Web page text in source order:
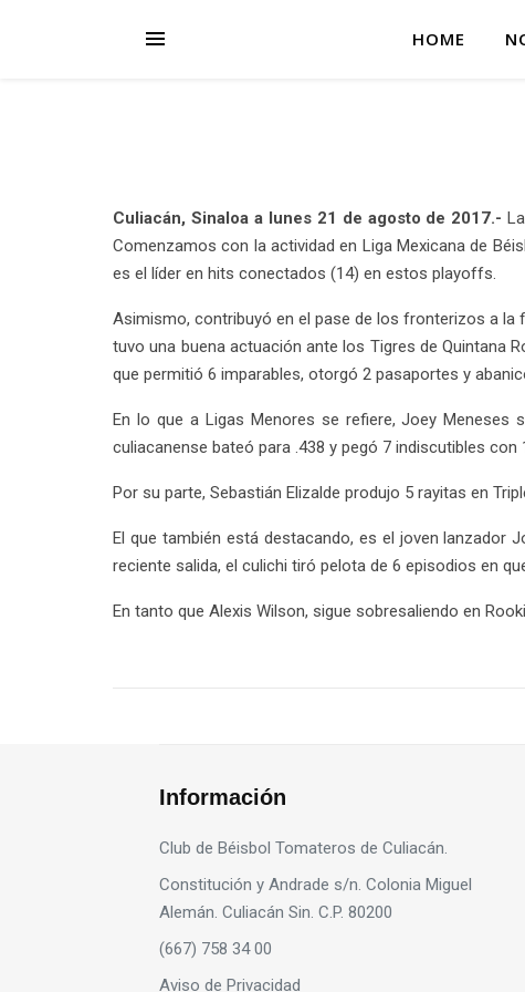
HOME
Culiacán, Sinaloa a lunes 21 de agosto de 2017.-
Comenzamos con la actividad en Liga Mexicana de
es el líder en hits conectados (14) en estos playoffs.
Asimismo, contribuyó en el pase de los fronterizos a la
tuvo una buena actuación ante los Tigres de Quintana
que permitió 6 imparables, otorgó 2 pasaportes y
En lo que a Ligas Menores se refiere, Joey
culiacanense bateó para .438 y pegó 7 indiscutibles con
Por su parte, Sebastián Elizalde produjo 5 rayitas en
El que también está destacando, es el joven lanzador
reciente salida, el culichi tiró pelota de 6 episodios en
En tanto que Alexis Wilson, sigue sobresaliendo en
Información
Club de Béisbol Tomateros de Culiacán.
Constitución y Andrade s/n. Colonia Miguel
Alemán. Culiacán Sin. C.P. 80200
(667) 758 34 00
Aviso de Privacidad